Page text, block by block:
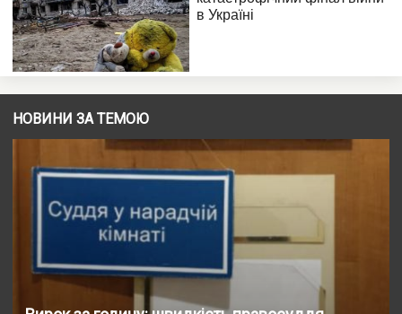
НОВИНИ ЗА ТЕМОЮ